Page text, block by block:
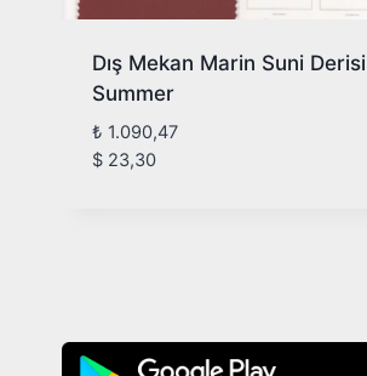
Dış Mekan Marin Suni Derisi
Summer
₺ 1.090,47
$23,30